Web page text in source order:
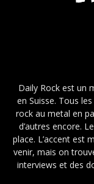
Daily Rock est un
en Suisse. Tous
rock au metal en
d’autres encore.
place. L’accent est
venir, mais on
interviews et des